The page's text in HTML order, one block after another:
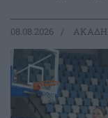
08.08.2026